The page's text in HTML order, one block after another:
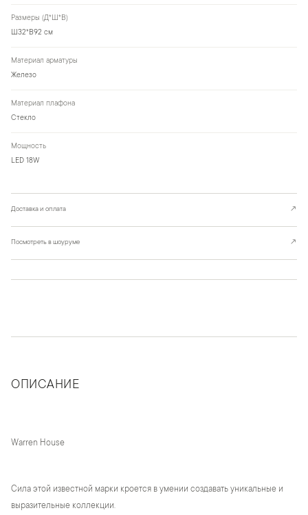
Размеры (Д*Ш*В)
Ш32*В92 см
Материал арматуры
Железо
Материал плафона
Стекло
Мощность
LED 18W
Доставка и оплата ↗
Посмотреть в шоуруме ↗
ОПИСАНИЕ
Warren House
Сила этой известной марки кроется в умении создавать уникальные и
выразительные коллекции.